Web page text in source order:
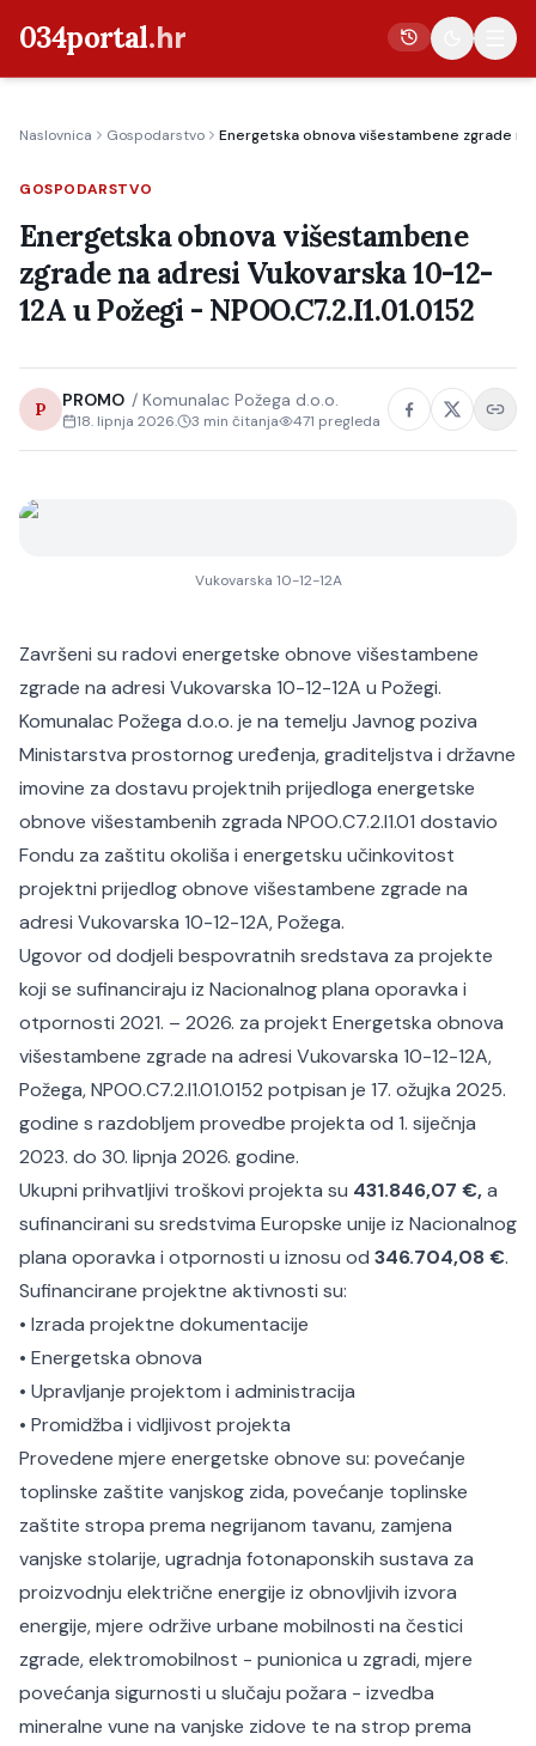
034portal.hr
Crna kronika
Poljoprivreda
Politika
Gospodarstvo
Život
Kultura
Sport
Naslovnica Gospodarstvo Energetska obnova višestambene zgrade na
GOSPODARSTVO
Energetska obnova višestambene
zgrade na adresi Vukovarska 10-12-
12A u Požegi - NPOO.C7.2.I1.01.0152
P PROMO / Komunalac Požega d.o.o.
18. lipnja 2026. 3 min čitanja 471 pregleda
Vukovarska 10-12-12A
Završeni su radovi energetske obnove višestambene
zgrade na adresi Vukovarska 10-12-12A u Požegi.
Komunalac Požega d.o.o. je na temelju Javnog poziva
Ministarstva prostornog uređenja, graditeljstva i državne
imovine za dostavu projektnih prijedloga energetske
obnove višestambenih zgrada NPOO.C7.2.I1.01 dostavio
Fondu za zaštitu okoliša i energetsku učinkovitost
projektni prijedlog obnove višestambene zgrade na
adresi Vukovarska 10-12-12A, Požega.
Ugovor od dodjeli bespovratnih sredstava za projekte
koji se sufinanciraju iz Nacionalnog plana oporavka i
otpornosti 2021. – 2026. za projekt Energetska obnova
višestambene zgrade na adresi Vukovarska 10-12-12A,
Požega, NPOO.C7.2.I1.01.0152 potpisan je 17. ožujka 2025.
godine s razdobljem provedbe projekta od 1. siječnja
2023. do 30. lipnja 2026. godine.
Ukupni prihvatljivi troškovi projekta su 431.846,07 €,a
sufinancirani su sredstvima Europske unije iz Nacionalnog
plana oporavka i otpornosti u iznosu od 346.704,08 €.
Sufinancirane projektne aktivnosti su:
• Izrada projektne dokumentacije
• Energetska obnova
• Upravljanje projektom i administracija
• Promidžba i vidljivost projekta
Provedene mjere energetske obnove su: povećanje
toplinske zaštite vanjskog zida, povećanje toplinske
zaštite stropa prema negrijanom tavanu, zamjena
vanjske stolarije, ugradnja fotonaponskih sustava za
proizvodnju električne energije iz obnovljivih izvora
energije, mjere održive urbane mobilnosti na čestici
zgrade, elektromobilnost - punionica u zgradi, mjere
povećanja sigurnosti u slučaju požara - izvedba
mineralne vune na vanjske zidove te na strop prema